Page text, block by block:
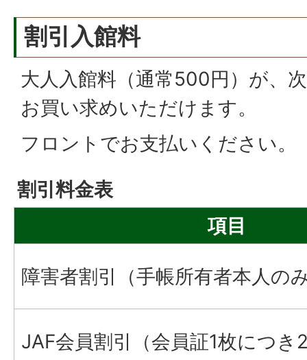
割引入館料
大人入館料（通常500円）が、
お買い求めいただけます。
フロントでお支払いください。
割引料金表
項目
障害者割引（手帳所有者本人の
JAF会員割引（会員証1枚につき